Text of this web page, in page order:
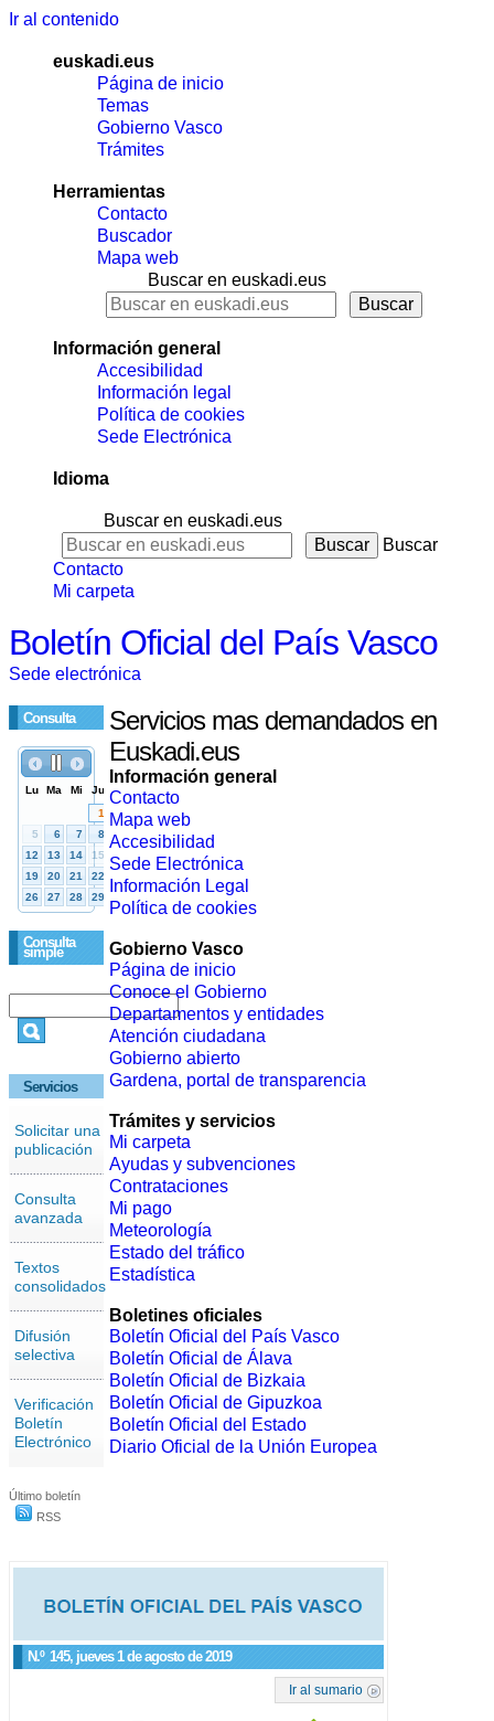
Ir al contenido
euskadi.eus
Página de inicio
Temas
Gobierno Vasco
Trámites
Herramientas
Contacto
Buscador
Mapa web
Buscar en euskadi.eus
Información general
Accesibilidad
Información legal
Política de cookies
Sede Electrónica
Idioma
Buscar en euskadi.eus
Buscar
Contacto
Mi carpeta
Boletín Oficial del País Vasco
Sede electrónica
Consulta
Consulta
simple
Servicios
Solicitar una
publicación
Consulta
avanzada
Textos
consolidados
Difusión
selectiva
Verificación
Boletín
Electrónico
Último boletín
RSS
N.º 145, jueves 1 de agosto de 2019
Ir al sumario
Servicios mas demandados en
Euskadi.eus
Información general
Contacto
Mapa web
Accesibilidad
Sede Electrónica
Información Legal
Política de cookies
Gobierno Vasco
Página de inicio
Conoce el Gobierno
Departamentos y entidades
Atención ciudadana
Gobierno abierto
Gardena, portal de transparencia
Trámites y servicios
Mi carpeta
Ayudas y subvenciones
Contrataciones
Mi pago
Meteorología
Estado del tráfico
Estadística
Boletines oficiales
Boletín Oficial del País Vasco
Boletín Oficial de Álava
Boletín Oficial de Bizkaia
Boletín Oficial de Gipuzkoa
Boletín Oficial del Estado
Diario Oficial de la Unión Europea